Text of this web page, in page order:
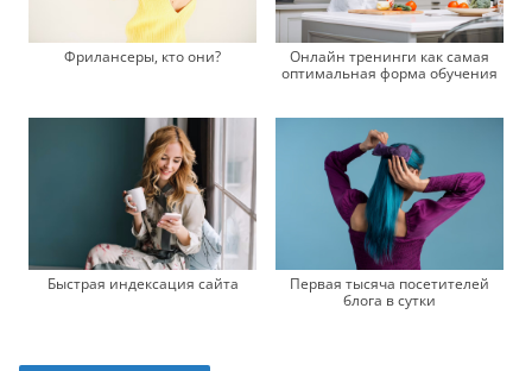
Фрилансеры, кто они?
Онлайн тренинги как самая
оптимальная форма обучения
Быстрая индексация сайта
Первая тысяча посетителей
блога в сутки